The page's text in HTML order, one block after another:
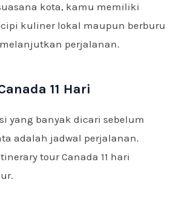
kota, kamu memiliki
kuliner lokal maupun berburu
perjalanan.
11 Hari
yang banyak dicari sebelum
adalah jadwal perjalanan.
tour Canada 11 hari